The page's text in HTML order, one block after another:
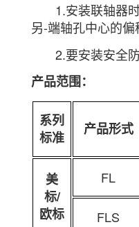
1.安装联轴器时
另-端轴孔中心的
2.要安装安全
产品范围：
系列
标准
产品形式
美
标/
欧标
FL
FLS